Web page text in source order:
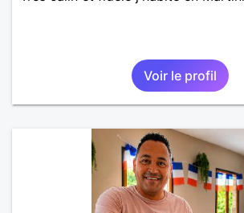
Voir le profil